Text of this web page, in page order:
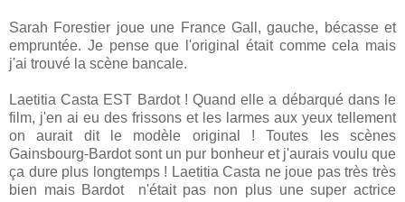
Sarah Forestier joue une France Gall, gauche, bécasse et
empruntée. Je pense que l'original était comme cela mais
j'ai trouvé la scène bancale.
Laetitia Casta EST Bardot ! Quand elle a débarqué dans le
film, j'en ai eu des frissons et les larmes aux yeux tellement
on aurait dit le modèle original ! Toutes les scènes
Gainsbourg-Bardot sont un pur bonheur et j'aurais voulu que
ça dure plus longtemps ! Laetitia Casta ne joue pas très très
bien mais Bardot n'était pas non plus une super actrice